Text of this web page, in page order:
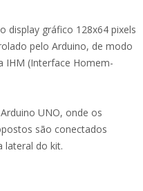
display gráfico 128x64 pixels
pelo Arduino, de modo
IHM (Interface Homem-
UNO, onde os
são conectados
lateral do kit.